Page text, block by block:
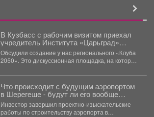
В Кузбасс с рабочим визитом приехал
учредитель Института «Царьград»
Константин Малофеев.
Обсудили создание у нас регионального «Клуба
2050». Это дискуссионная площадка, на которой
Что происходит с будущим аэропортом
в Шерегеше - будут ли его вообще
строить
Инвестор завершил проектно-изыскательские
работы по строительству аэропорта в